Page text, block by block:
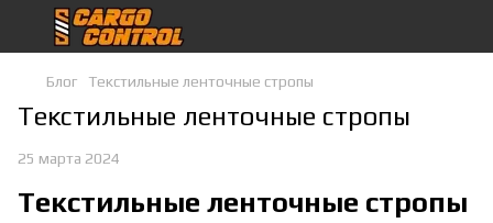
Блог Текстильные ленточные стропы
Текстильные ленточные стропы
25 марта 2024
Текстильные ленточные стропы